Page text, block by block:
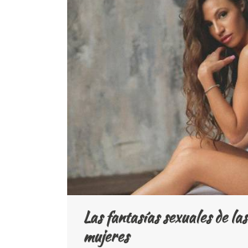
Las fantasías sexuales de las
mujeres